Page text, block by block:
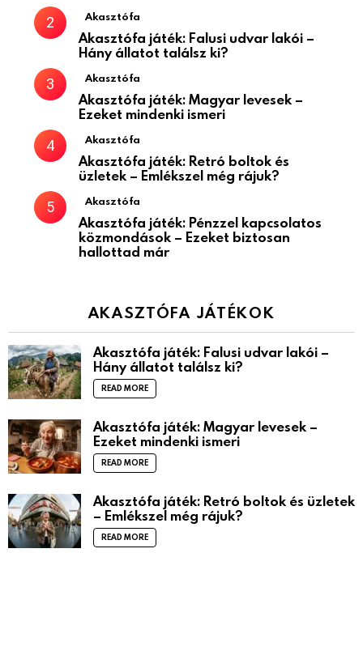
Akasztófa
Akasztófa játék: Falusi udvar lakói –
Hány állatot találsz ki?
Akasztófa
Akasztófa játék: Magyar levesek –
Ezeket mindenki ismeri
Akasztófa
Akasztófa játék: Retró boltok és
üzletek – Emlékszel még rájuk?
Akasztófa
Akasztófa játék: Pénzzel kapcsolatos
közmondások – Ezeket biztosan
hallottad már
AKASZTÓFA JÁTÉKOK
Akasztófa játék: Falusi udvar lakói –
Hány állatot találsz ki?
READ MORE
Akasztófa játék: Magyar levesek –
Ezeket mindenki ismeri
READ MORE
Akasztófa játék: Retró boltok és üzletek
– Emlékszel még rájuk?
READ MORE